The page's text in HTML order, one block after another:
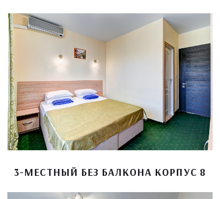
3-МЕСТНЫЙ БЕЗ БАЛКОНА КОРПУС 8